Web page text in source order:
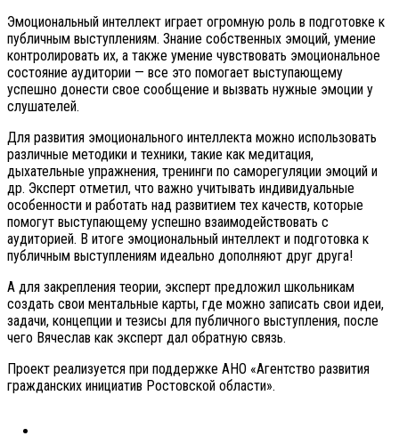
Эмоциональный интеллект играет огромную роль в подготовке к
публичным выступлениям. Знание собственных эмоций, умение
контролировать их, а также умение чувствовать эмоциональное
состояние аудитории — все это помогает выступающему
успешно донести свое сообщение и вызвать нужные эмоции у
слушателей.
Для развития эмоционального интеллекта можно использовать
различные методики и техники, такие как медитация,
дыхательные упражнения, тренинги по саморегуляции эмоций и
др. Эксперт отметил, что важно учитывать индивидуальные
особенности и работать над развитием тех качеств, которые
помогут выступающему успешно взаимодействовать с
аудиторией. В итоге эмоциональный интеллект и подготовка к
публичным выступлениям идеально дополняют друг друга!
А для закрепления теории, эксперт предложил школьникам
создать свои ментальные карты, где можно записать свои идеи,
задачи, концепции и тезисы для публичного выступления, после
чего Вячеслав как эксперт дал обратную связь.
Проект реализуется при поддержке АНО «Агентство развития
гражданских инициатив Ростовской области».